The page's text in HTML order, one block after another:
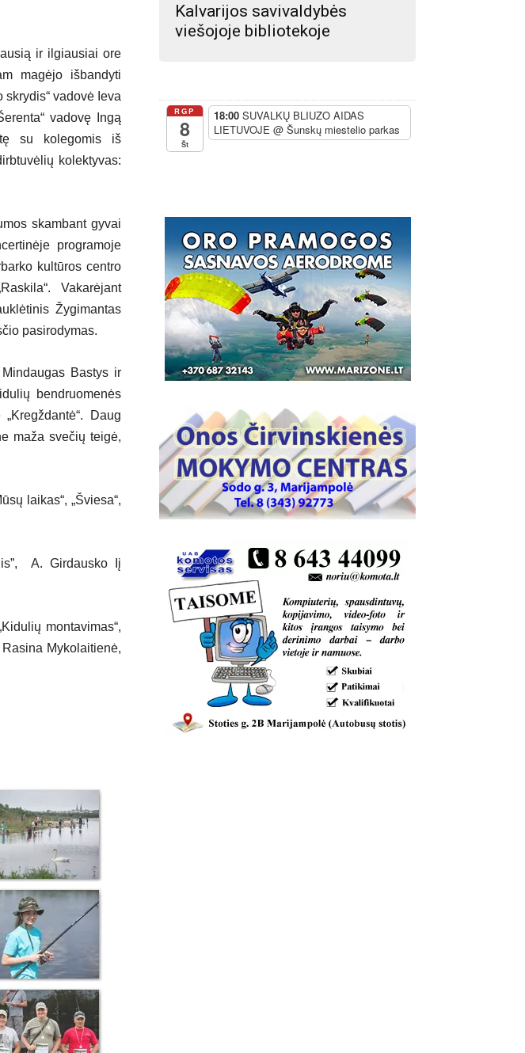
ir ilgiausiai ore
magėjo išbandyti
vadovė Ieva
vadovę Ingą
su kolegomis iš
kolektyvas:
skambant gyvai
programoje
kultūros centro
Vakarėjant
Žygimantas
pasirodymas.
Bastys ir
bendruomenės
Daug
maža svečių teigė,
laikas“, „Šviesa“,
A. Girdausko Iį
montavimas“,
Mykolaitienė,
Kalvarijos savivaldybės
viešojoje bibliotekoje
RGP
8
Št
18:00 SUVALKŲ BLIUZO AIDAS
LIETUVOJE @ Šunskų miestelio parkas